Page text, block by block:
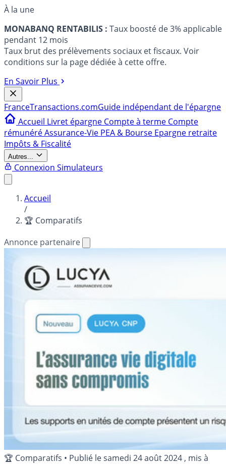
À la une
MONABANQ RENTABILIS : Taux boosté de 3% applicable
pendant 12 mois
Taux brut des prélèvements sociaux et fiscaux. Voir
conditions sur la page dédiée à cette offre.
En Savoir Plus
FranceTransactions.comGuide indépendant de l'épargne
Accueil Livret épargne Compte à terme Compte
rémunéréAssurance-Vie PEA & Bourse Epargne retraite
Impôts & Fiscalité
Autres...
Connexion Simulateurs
Accueil
/
🏆 Comparatifs
Annonce partenaire
🏆 Comparatifs • Publié lesamedi 24 août 2024 , mis à